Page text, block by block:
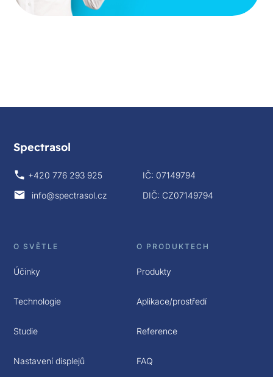
Spectrasol
+420 776 293 925
info@spectrasol.cz
IČ: 07149794
DIČ: CZ07149794
O SVĚTLE
Účinky
Technologie
Studie
Nastavení displejů
O PRODUKTECH
Produkty
Aplikace/prostředí
Reference
FAQ